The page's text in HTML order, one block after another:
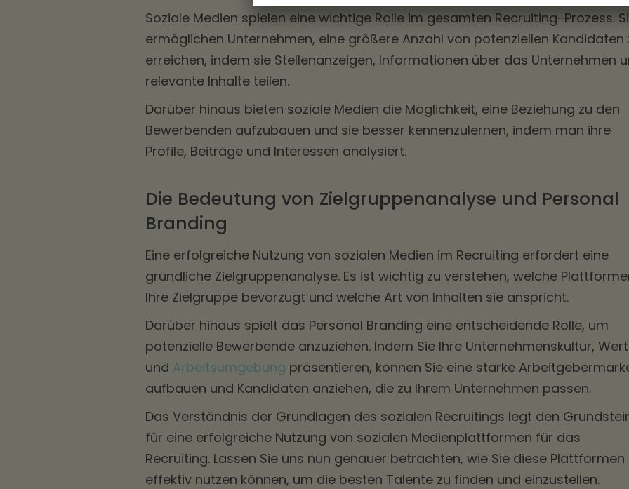
Soziale Medien spielen eine wichtige Rolle im gesamten Recruiting-Prozess.
ermöglichen Unternehmen, eine größere Anzahl von potenziellen Kandidaten
erreichen, indem sie Stellenanzeigen, Informationen über das Unternehmen
relevante Inhalte teilen.
Darüber hinaus bieten soziale Medien die Möglichkeit, eine Beziehung zu den
Bewerbenden aufzubauen und sie besser kennenzulernen, indem man ihre
Profile, Beiträge und Interessen analysiert.
Die Bedeutung von Zielgruppenanalyse und Personal
Branding
Eine erfolgreiche Nutzung von sozialen Medien im Recruiting erfordert eine
gründliche Zielgruppenanalyse. Es ist wichtig zu verstehen, welche
Ihre Zielgruppe bevorzugt und welche Art von Inhalten sie anspricht.
Darüber hinaus spielt das Personal Branding eine entscheidende Rolle, um
potenzielle Bewerbende anzuziehen. Indem Sie Ihre Unternehmenskultur,
und Arbeitsumgebung präsentieren, können Sie eine starke
aufbauen und Kandidaten anziehen, die zu Ihrem Unternehmen passen.
Das Verständnis der Grundlagen des sozialen Recruitings legt den
für eine erfolgreiche Nutzung von sozialen Medienplattformen für das
Recruiting. Lassen Sie uns nun genauer betrachten, wie Sie diese Plattformen
effektiv nutzen können, um die besten Talente zu finden und einzustellen.